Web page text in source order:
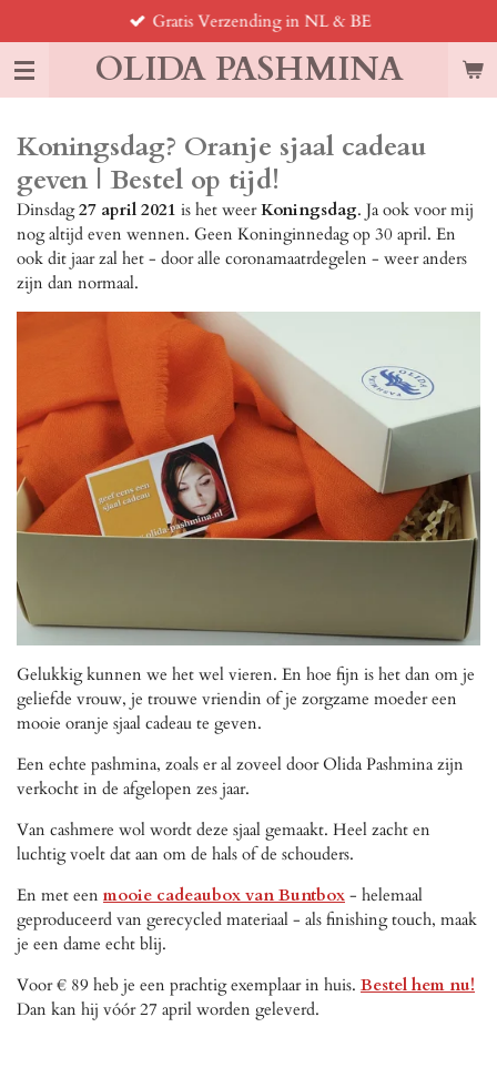
direct
naar
de
OLIDA PASHMINA
Gratis Verzending in NL & BE
Koningsdag? Oranje sjaal cadeau
geven | Bestel op tijd!
Dinsdag27 april 2021 is het weerKoningsdag. Ja ook voor mij
nog altijd even wennen. Geen Koninginnedag op 30 april. En
ook dit jaar zal het - door alle coronamaatrdegelen - weer anders
zijn dan normaal.
Gelukkig kunnen we het wel vieren. En hoe fijn is het dan om je
geliefde vrouw, je trouwe vriendin of je zorgzame moeder een
mooie oranje sjaal cadeau te geven.
Een echte pashmina, zoals er al zoveel door Olida Pashmina zijn
verkocht in de afgelopen zes jaar.
Van cashmere wol wordt deze sjaal gemaakt. Heel zacht en
luchtig voelt dat aan om de hals of de schouders.
En met een mooie cadeaubox van Buntbox - helemaal
geproduceerd van gerecycled materiaal - als finishing touch, maak
je een dame echt blij.
Voor € 89 heb je een prachtig exemplaar in huis. Bestel hem nu!
Dan kan hij vóór 27 april worden geleverd.